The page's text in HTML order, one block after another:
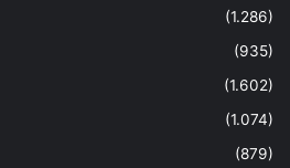
(1.286)
(935)
(1.602)
(1.074)
(879)